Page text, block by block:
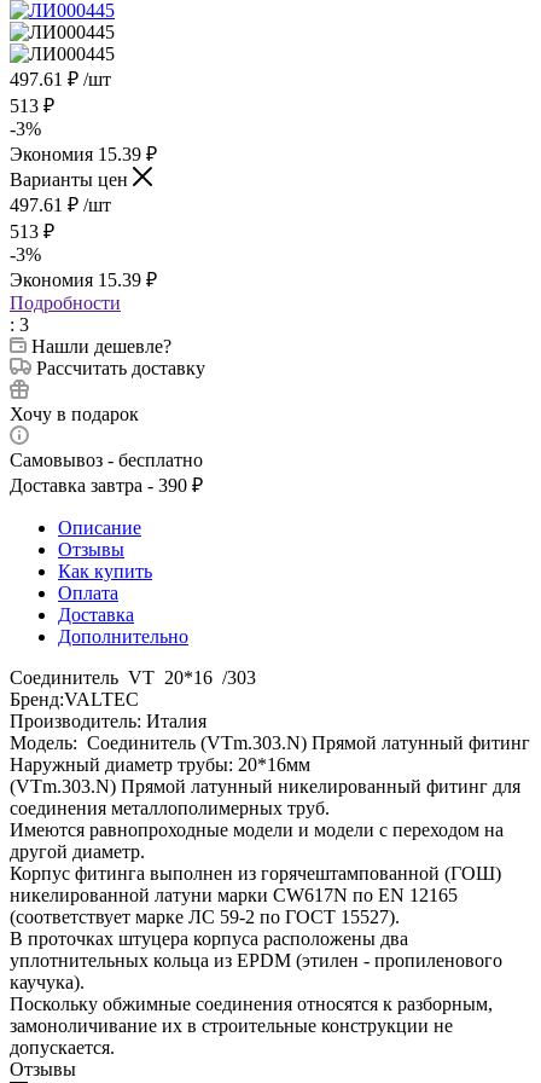
497.61 ₽ /шт
513 ₽
-3%
Экономия 15.39 ₽
Варианты цен
497.61 ₽ /шт
513 ₽
-3%
Экономия 15.39 ₽
Подробности
: 3
Нашли дешевле?
Рассчитать доставку
Хочу в подарок
Самовывоз - бесплатно
Доставка завтра - 390 ₽
Описание
Отзывы
Как купить
Оплата
Доставка
Дополнительно
Соединитель VT 20*16 /303
Бренд:VALTEC
Производитель: Италия
Модель: Соединитель (VTm.303.N) Прямой латунный фитинг
Наружный диаметр трубы: 20*16мм
(VTm.303.N) Прямой латунный никелированный фитинг для
соединения металлополимерных труб.
Имеются равнопроходные модели и модели с переходом на
другой диаметр.
Корпус фитинга выполнен из горячештампованной (ГОШ)
никелированной латуни марки CW617N по EN 12165
(соответствует марке ЛС 59-2 по ГОСТ 15527).
В проточках штуцера корпуса расположены два
уплотнительных кольца из EPDM (этилен - пропиленового
каучука).
Поскольку обжимные соединения относятся к разборным,
замоноличивание их в строительные конструкции не
допускается.
Отзывы